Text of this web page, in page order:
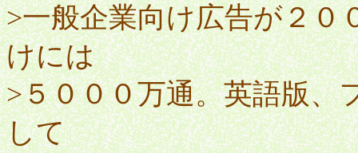
>一般企業向け広告が２０
けには
>５０００万通。英語版、
して